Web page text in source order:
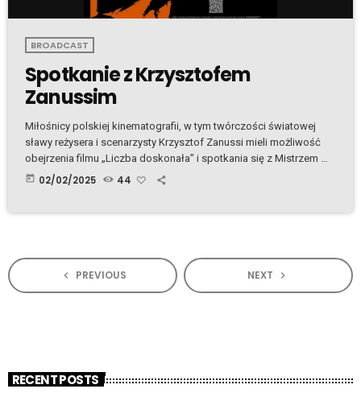
BROADCAST
Spotkanie z Krzysztofem
Zanussim
Miłośnicy polskiej kinematografii, w tym twórczości światowej
sławy reżysera i scenarzysty Krzysztof Zanussi mieli możliwość
obejrzenia filmu „Liczba doskonała” i spotkania się z Mistrzem w
minioną sobotę w Dublinie. Najnowszy film Krzysztofa
Dawid (Jan Marczewski), utalentowany matematyk poszukujący
absolutu […]
today 02/02/2025 44
navigate_before PREVIOUS NEXT navigate_next
RECENT POSTS